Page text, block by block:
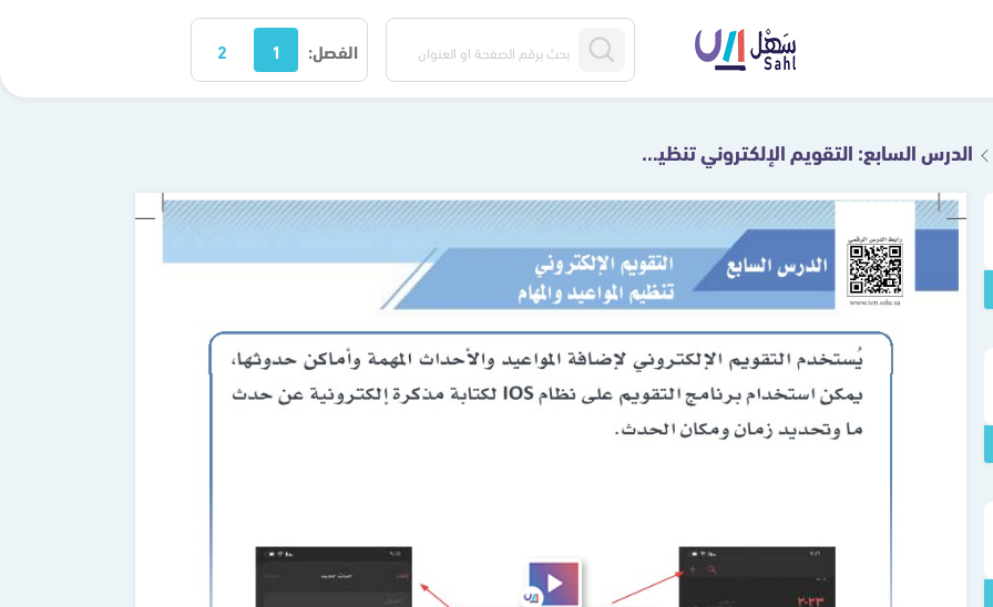
الفصل: 1
2
الدرس السابع: التقويم الإلكتروني تنظيم المواعيد والمهام